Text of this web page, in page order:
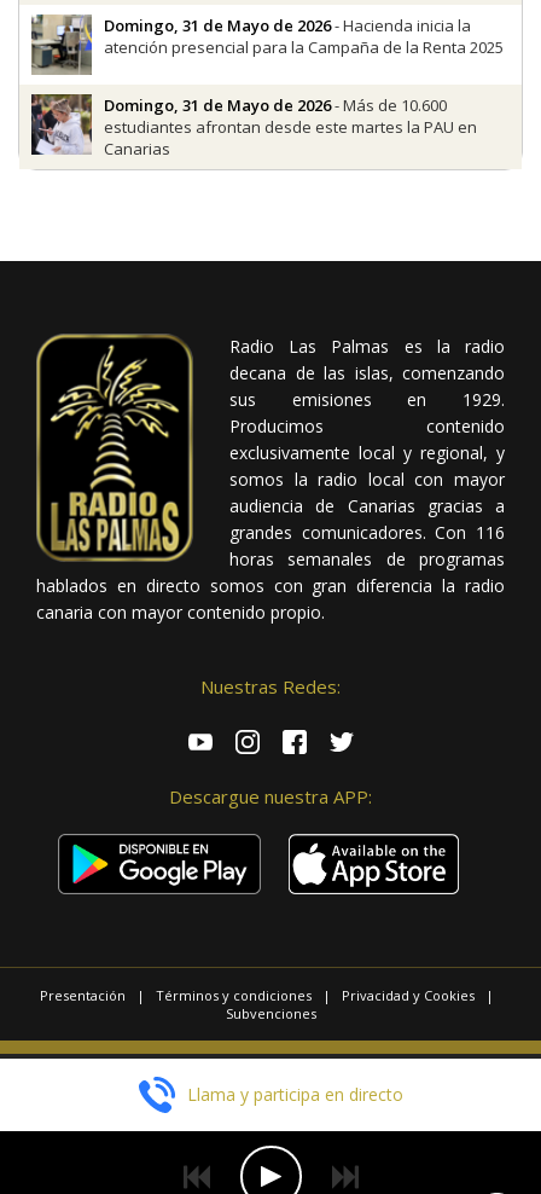
Domingo, 31 de Mayo de 2026- Hacienda inicia la
atención presencial para la Campaña de la Renta 2025
Domingo, 31 de Mayo de 2026- Más de 10.600
estudiantes afrontan desde este martes la PAU en
Canarias
Radio Las Palmas es la radio
decana de las islas, comenzando
sus emisiones en 1929.
Producimos contenido
exclusivamente local y regional, y
somos la radio local con mayor
audiencia de Canarias gracias a
grandes comunicadores. Con 116
horas semanales de programas
hablados en directo somos con gran diferencia la radio
canaria con mayor contenido propio.
Nuestras Redes:
Descargue nuestra APP:
Presentación | Términos y condiciones | Privacidad y Cookies |
Subvenciones
Página realizada porWeb Las Palmas
Llama y participa en directo
EN DIRECTO